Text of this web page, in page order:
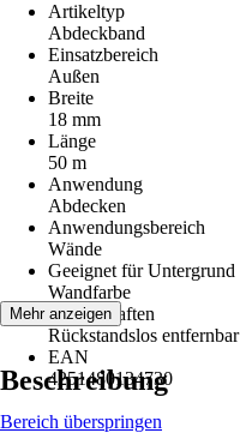
Artikeltyp
Abdeckband
Einsatzbereich
Außen
Breite
18 mm
Länge
50 m
Anwendung
Abdecken
Anwendungsbereich
Wände
Geeignet für Untergrund
Wandfarbe
Eigenschaften
Rückstandslos entfernbar
EAN
4251480134730
Mehr anzeigen
Beschreibung
Bereich überspringen